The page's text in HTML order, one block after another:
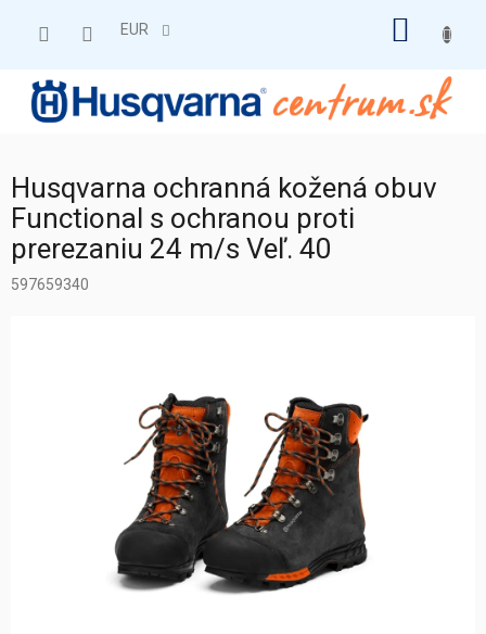
EUR
Husqvarna ochranná kožená obuv
Functional s ochranou proti
prerezaniu 24 m/s Veľ. 40
597659340